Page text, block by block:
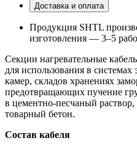
Доставка и оплата
Продукция SHTL
изготовления — 3–5
Секции нагревательные
для использования в
камер, складов хранениях
предотвращающих пучение
в цементно-песчаный
товарный бетон.
Состав кабеля